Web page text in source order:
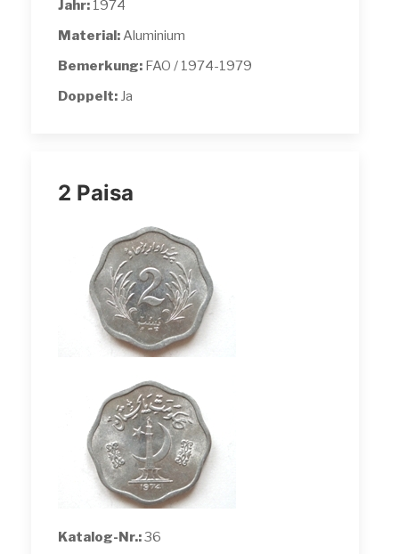
Jahr: 1974
Material:Aluminium
Bemerkung: FAO / 1974-1979
Doppelt: Ja
2 Paisa
Katalog-Nr.:36